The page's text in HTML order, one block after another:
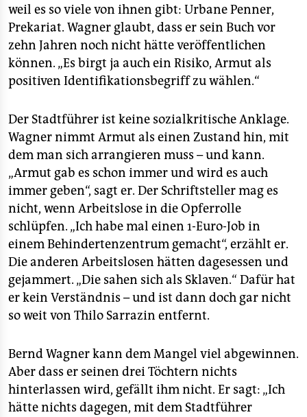
weil es so viele von ihnen gibt: Urbane Penner,
Prekariat. Wagner glaubt, dass er sein Buch vor
zehn Jahren noch nicht hätte veröffentlichen
können. „Es birgt ja auch ein Risiko, Armut als
positiven Identifikationsbegriff zu wählen.“
Der Stadtführer ist keine sozialkritische Anklage.
Wagner nimmt Armut als einen Zustand hin, mit
dem man sich arrangieren muss – und kann.
„Armut gab es schon immer und wird es auch
immer geben“, sagt er. Der Schriftsteller mag es
nicht, wenn Arbeitslose in die Opferrolle
schlüpfen. „Ich habe mal einen 1-Euro-Job in
einem Behindertenzentrum gemacht“, erzählt er.
Die anderen Arbeitslosen hätten dagesessen und
gejammert. „Die sahen sich als Sklaven.“ Dafür hat
er kein Verständnis – und ist dann doch gar nicht
so weit von Thilo Sarrazin entfernt.
Bernd Wagner kann dem Mangel viel abgewinnen.
Aber dass er seinen drei Töchtern nichts
hinterlassen wird, gefällt ihm nicht. Er sagt: „Ich
hätte nichts dagegen, mit dem Stadtführer